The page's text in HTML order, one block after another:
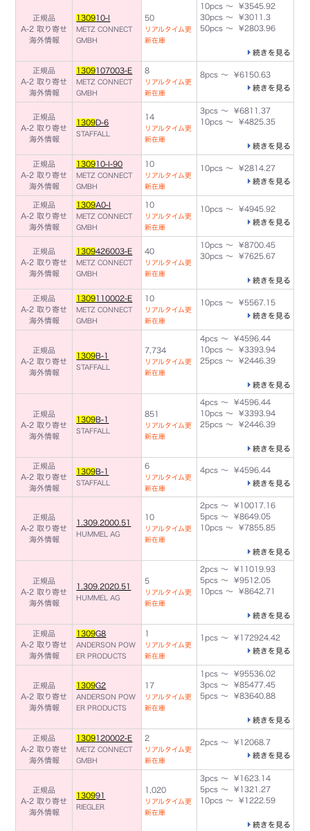
正規品
A-2 取り寄せ
海外情報
130910-I
METZ CONNECT
GMBH
50
リアルタイム更
新在庫
10pcs ～ ¥3545.92
30pcs ～ ¥3011.3
50pcs ～ ¥2803.96
続きを見る
正規品
A-2 取り寄せ
海外情報
1309107003-E
METZ CONNECT
GMBH
8
リアルタイム更
新在庫
8pcs ～ ¥6150.63
続きを見る
正規品
A-2 取り寄せ
海外情報
1309D-6
STAFFALL
14
リアルタイム更
新在庫
3pcs ～ ¥6811.37
10pcs ～ ¥4825.35
続きを見る
正規品
A-2 取り寄せ
海外情報
130910-I-90
METZ CONNECT
GMBH
10
リアルタイム更
新在庫
10pcs ～ ¥2814.27
続きを見る
正規品
A-2 取り寄せ
海外情報
1309A0-I
METZ CONNECT
GMBH
10
リアルタイム更
新在庫
10pcs ～ ¥4945.92
続きを見る
正規品
A-2 取り寄せ
海外情報
1309426003-E
METZ CONNECT
GMBH
40
リアルタイム更
新在庫
10pcs ～ ¥8700.45
30pcs ～ ¥7625.67
続きを見る
正規品
A-2 取り寄せ
海外情報
1309110002-E
METZ CONNECT
GMBH
10
リアルタイム更
新在庫
10pcs ～ ¥5567.15
続きを見る
正規品
A-2 取り寄せ
海外情報
1309B-1
STAFFALL
7,734
リアルタイム更
新在庫
4pcs ～ ¥4596.44
10pcs ～ ¥3393.94
25pcs ～ ¥2446.39
続きを見る
正規品
A-2 取り寄せ
海外情報
1309B-1
STAFFALL
851
リアルタイム更
新在庫
4pcs ～ ¥4596.44
10pcs ～ ¥3393.94
25pcs ～ ¥2446.39
続きを見る
正規品
A-2 取り寄せ
海外情報
1309B-1
STAFFALL
6
リアルタイム更
新在庫
4pcs ～ ¥4596.44
続きを見る
正規品
A-2 取り寄せ
海外情報
1.309.2000.51
HUMMEL AG
10
リアルタイム更
新在庫
2pcs ～ ¥10017.16
5pcs ～ ¥8649.05
10pcs ～ ¥7855.85
続きを見る
正規品
A-2 取り寄せ
海外情報
1.309.2020.51
HUMMEL AG
5
リアルタイム更
新在庫
2pcs ～ ¥11019.93
5pcs ～ ¥9512.05
10pcs ～ ¥8642.71
続きを見る
正規品
A-2 取り寄せ
海外情報
1309G8
ANDERSON POW
ER PRODUCTS
1
リアルタイム更
新在庫
1pcs ～ ¥172924.42
続きを見る
正規品
A-2 取り寄せ
海外情報
1309G2
ANDERSON POW
ER PRODUCTS
17
リアルタイム更
新在庫
1pcs ～ ¥95536.02
3pcs ～ ¥85477.45
5pcs ～ ¥83640.88
続きを見る
正規品
A-2 取り寄せ
海外情報
1309120002-E
METZ CONNECT
GMBH
2
リアルタイム更
新在庫
2pcs ～ ¥12068.7
続きを見る
正規品
A-2 取り寄せ
海外情報
130991
RIEGLER
1,020
リアルタイム更
新在庫
3pcs ～ ¥1623.14
5pcs ～ ¥1321.27
10pcs ～ ¥1222.59
続きを見る